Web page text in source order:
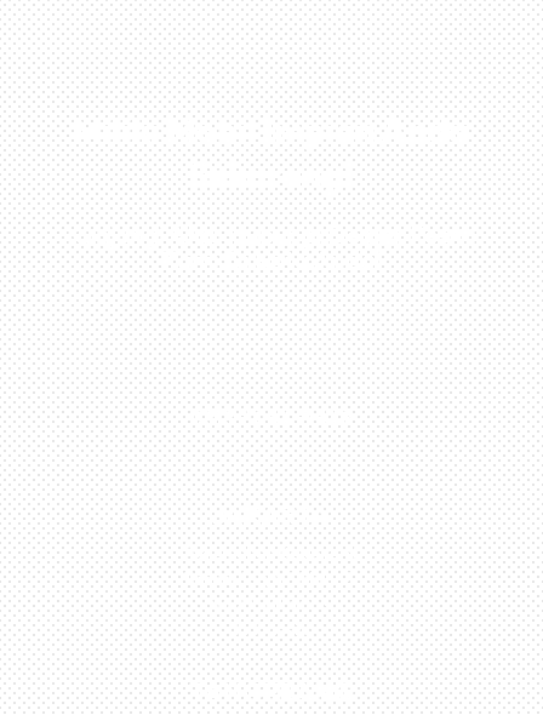
Miliki Mobil Impian Anda
Sekarang!
Kunjungi Atau Hubungi Dealer Resmi
Kami Di Kota Anda!
0813-1054-7548
JAKARTA
Perumahan Boulevard
Taman Surya 3 Blok h2,
No.27, Jakarta –
Indonesia
TANGERANG